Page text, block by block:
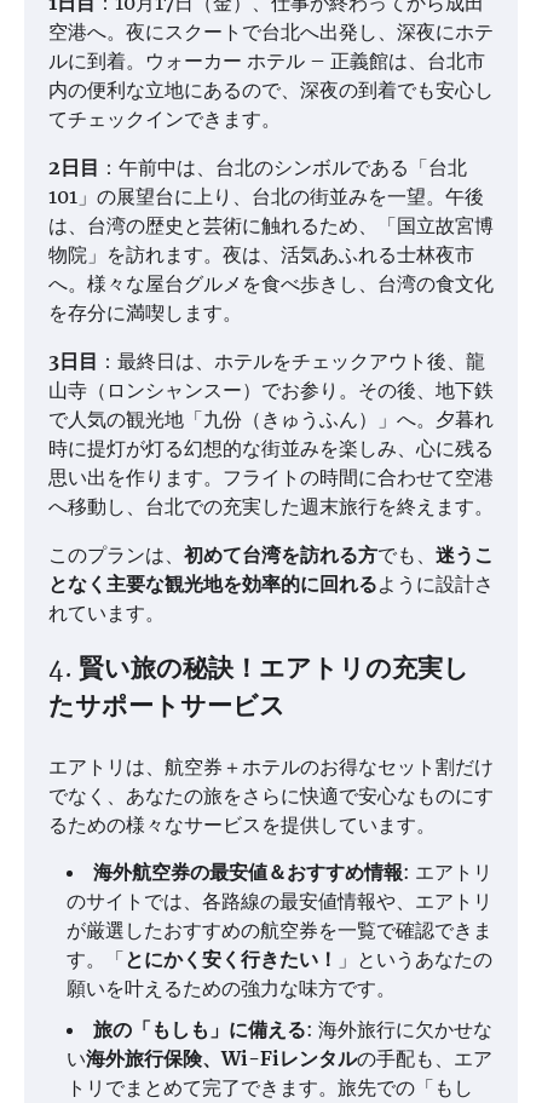
空港へ。夜にスクートで台北へ出発し、深夜にホテ
ルに到着。ウォーカー ホテル – 正義館は、台北市
内の便利な立地にあるので、深夜の到着でも安心し
てチェックインできます。
2日目 ：午前中は、台北のシンボルである「台北
101」の展望台に上り、台北の街並みを一望。午後
は、台湾の歴史と芸術に触れるため、「国立故宮博
物院」を訪れます。夜は、活気あふれる士林夜市
へ。様々な屋台グルメを食べ歩きし、台湾の食文化
を存分に満喫します。
3日目 ：最終日は、ホテルをチェックアウト後、龍
山寺（ロンシャンスー）でお参り。その後、地下鉄
で人気の観光地「九份（きゅうふん）」へ。夕暮れ
時に提灯が灯る幻想的な街並みを楽しみ、心に残る
思い出を作ります。フライトの時間に合わせて空港
へ移動し、台北での充実した週末旅行を終えます。
このプランは、 初めて台湾を訪れる方でも、 迷うこ
となく主要な観光地を効率的に回れるように設計さ
れています。
4. 賢い旅の秘訣！エアトリの充実し
たサポートサービス
エアトリは、航空券＋ホテルのお得なセット割だけ
でなく、あなたの旅をさらに快適で安心なものにす
るための様々なサービスを提供しています。
海外航空券の最安値＆おすすめ情報: エアトリ
のサイトでは、各路線の最安値情報や、エアトリ
が厳選したおすすめの航空券を一覧で確認できま
す。「とにかく安く行きたい！ 」というあなたの
願いを叶えるための強力な味方です。
旅の「もしも」に備える: 海外旅行に欠かせな
い海外旅行保険、Wi-Fiレンタルの手配も、エア
トリでまとめて完了できます。旅先での「もし